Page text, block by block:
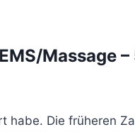
Massage –
habe. Die früheren